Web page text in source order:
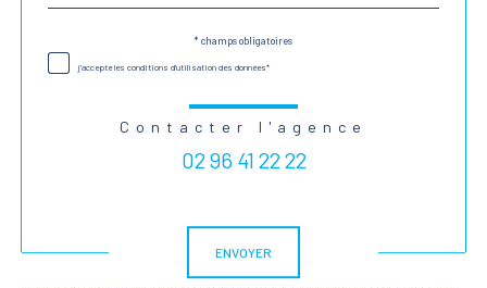
* champs obligatoires
j'accepte les conditions d'utilisation des données*
Contacter l'agence
02 96 41 22 22
ENVOYER